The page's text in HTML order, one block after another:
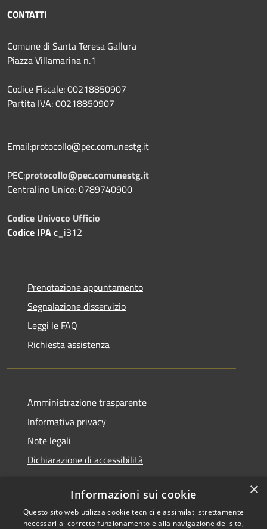
CONTATTI
Comune di Santa Teresa Gallura
Piazza Villamarina n.1
Codice Fiscale: 00218850907
Partita IVA: 00218850907
Email:protocollo@pec.comunestg.it
PEC:protocollo@pec.comunestg.it
Centralino Unico: 0789740900
Codice Univoco Ufficio
Codice IPAc_i312
Prenotazione appuntamento
Segnalazione disservizio
Leggi le FAQ
Richiesta assistenza
Amministrazione trasparente
Informativa privacy
Note legali
Dichiarazione di accessibilità
RSS
Copyright © 2026 • Comune di
×
Informazioni sui cookie
Questo sito web utilizza cookie tecnici e assimilati strettamente
necessari al corretto funzionamento e alla navigazione del sito,